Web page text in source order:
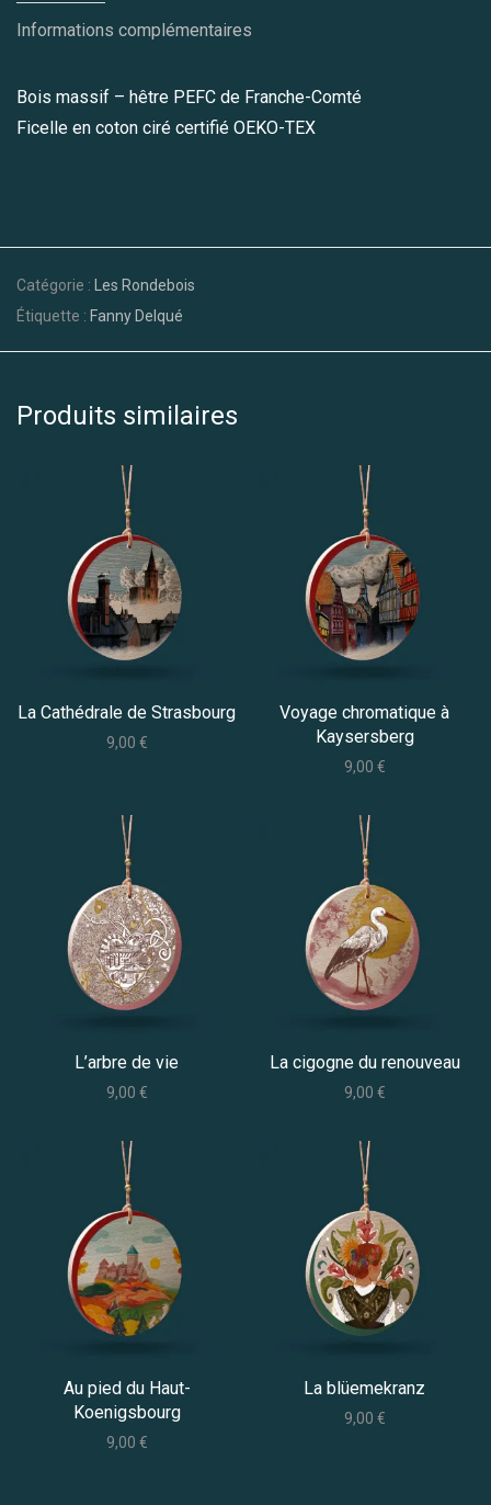
Informations complémentaires
Bois massif – hêtre PEFC de Franche-Comté
Ficelle en coton ciré certifié OEKO-TEX
Catégorie :
Les Rondebois
Étiquette : Fanny Delqué
Produits similaires
La Cathédrale de Strasbourg
9,00 €
Voyage chromatique à
Kaysersberg
9,00 €
L’arbre de vie
9,00 €
La cigogne du renouveau
9,00 €
Au pied du Haut-
Koenigsbourg
9,00 €
La blüemekranz
9,00 €